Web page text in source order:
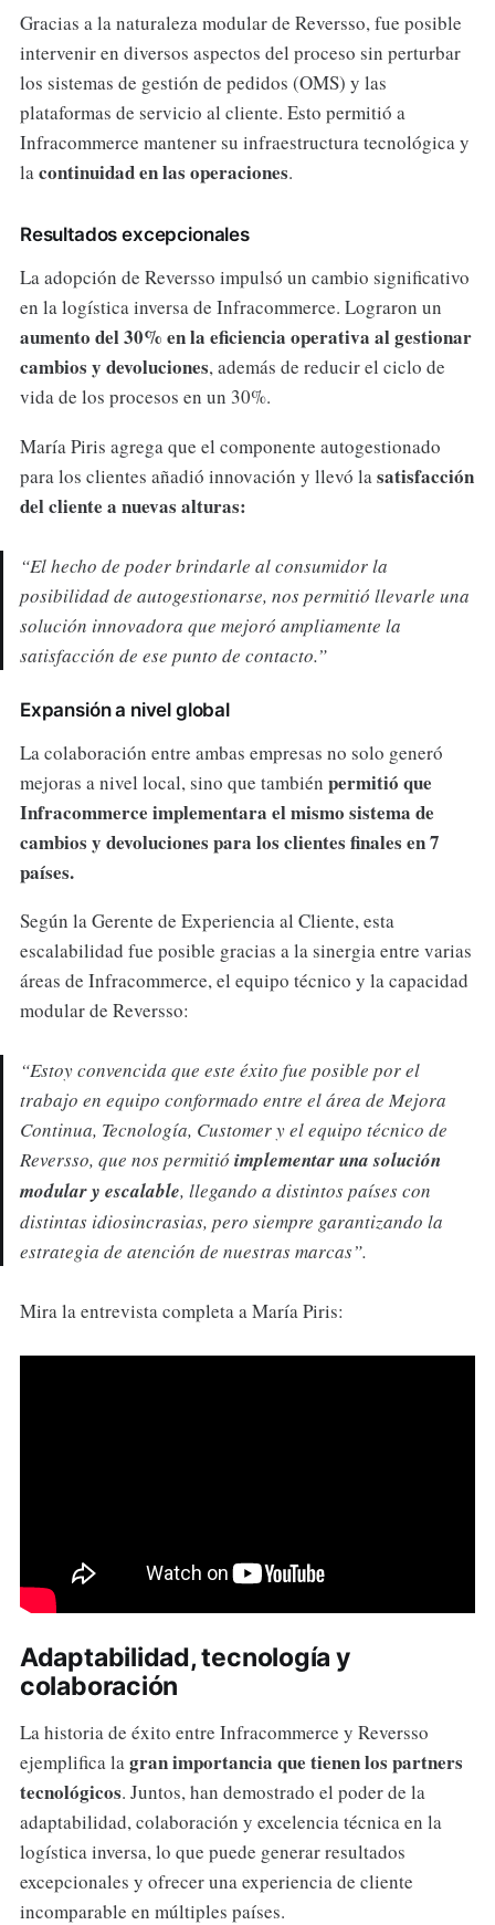
Gracias a la naturaleza modular de Reversso, fue posible
intervenir en diversos aspectos del proceso sin perturbar
los sistemas de gestión de pedidos (OMS) y las
plataformas de servicio al cliente. Esto permitió a
Infracommerce mantener su infraestructura tecnológica y
lacontinuidad en las operaciones.
Resultados excepcionales
La adopción de Reversso impulsó un cambio significativo
en la logística inversa de Infracommerce. Lograron un
aumento del 30% en la eficiencia operativa al gestionar
cambios y devoluciones, además de reducir el ciclo de
vida de los procesos en un 30%.
María Piris agrega que el componente autogestionado
para los clientes añadió innovación y llevó lasatisfacción
del cliente a nuevas alturas:
“El hecho de poder brindarle al consumidor la
posibilidad de autogestionarse, nospermitió llevarle una
solución innovadora que mejoró ampliamente la
satisfacción de ese punto de contacto.”
Expansión a nivel global
La colaboración entre ambas empresas no solo generó
mejoras a nivel local, sino que también permitió que
Infracommerce implementara el mismo sistema de
cambios y devoluciones para los clientes finales en 7
países.
Según la Gerente de Experiencia al Cliente, esta
escalabilidad fue posible gracias a la sinergia entre varias
áreas de Infracommerce, el equipo técnico y la capacidad
modular de Reversso:
“Estoy convencida que este éxito fue posible por el
trabajo en equipo conformado entre el área de Mejora
Continua, Tecnología, Customer y el equipo técnico de
Reversso, que nos permitió implementar una solución
modular y escalable, llegando a distintos países con
distintas idiosincrasias, pero siempre garantizando la
estrategia de atención de nuestras marcas”.
Mira la entrevista completa a María Piris:
Adaptabilidad, tecnología y
colaboración
La historia de éxito entre Infracommerce y Reversso
ejemplifica lagran importancia que tienen los partners
tecnológicos. Juntos, han demostrado el poder de la
adaptabilidad, colaboración y excelencia técnica en la
logística inversa, lo que puede generar resultados
excepcionales y ofrecer una experiencia de cliente
incomparable en múltiples países.